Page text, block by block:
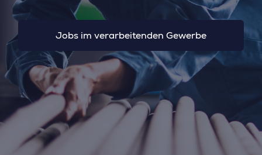
Jobs im verarbeitenden Gewerbe